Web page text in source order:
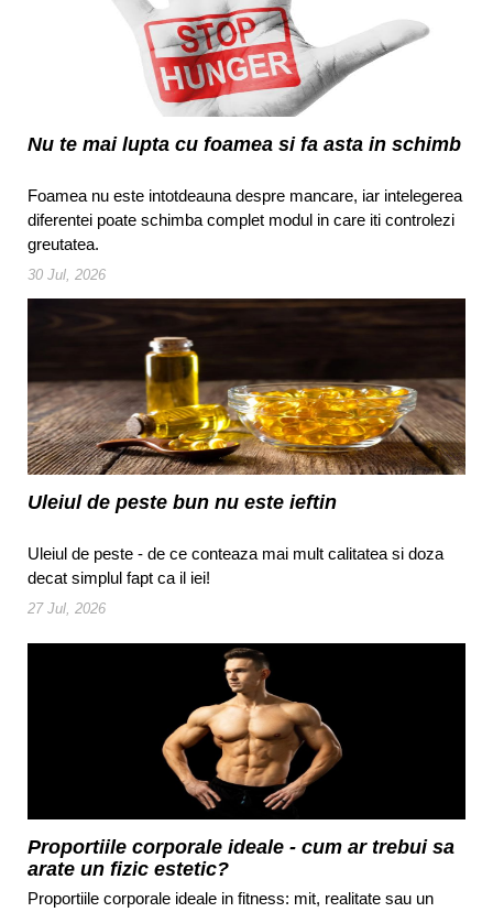
Nu te mai lupta cu foamea si fa asta in schimb
Foamea nu este intotdeauna despre mancare, iar intelegerea
diferentei poate schimba complet modul in care iti controlezi
greutatea.
30 Jul, 2026
Uleiul de peste bun nu este ieftin
Uleiul de peste - de ce conteaza mai mult calitatea si doza
decat simplul fapt ca il iei!
27 Jul, 2026
Proportiile corporale ideale - cum ar trebui sa
arate un fizic estetic?
Proportiile corporale ideale in fitness: mit, realitate sau un